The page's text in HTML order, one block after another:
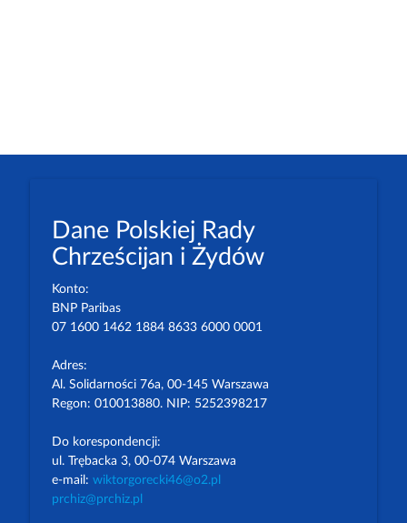
Dane Polskiej Rady
Chrześcijan i Żydów
Konto:
BNP Paribas
07 1600 1462 1884 8633 6000 0001
Adres:
Al. Solidarności 76a, 00-145 Warszawa
Regon: 010013880. NIP: 5252398217
Do korespondencji:
ul. Trębacka 3, 00-074 Warszawa
e-mail: wiktorgorecki46@o2.pl
prchiz@prchiz.pl